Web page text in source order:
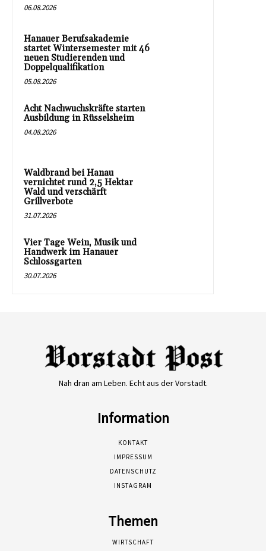
06.08.2026
Hanauer Berufsakademie
startet Wintersemester mit 46
neuen Studierenden und
Doppelqualifikation
05.08.2026
Acht Nachwuchskräfte starten
Ausbildung in Rüsselsheim
04.08.2026
Waldbrand bei Hanau
vernichtet rund 2,5 Hektar
Wald und verschärft
Grillverbote
31.07.2026
Vier Tage Wein, Musik und
Handwerk im Hanauer
Schlossgarten
30.07.2026
Nah dran am Leben. Echt aus der Vorstadt.
Information
KONTAKT
IMPRESSUM
DATENSCHUTZ
INSTAGRAM
Themen
WIRTSCHAFT